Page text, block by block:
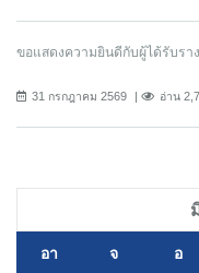
ขอแสดงความยินดีกับผู้ได้รับรา
31 กรกฎาคม 2569 อ่าน
อา จ อ